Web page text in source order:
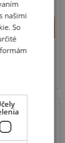
dní
našimi
So